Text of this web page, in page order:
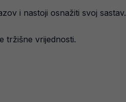
i nastoji osnažiti svoj sastav.
tržišne vrijednosti.